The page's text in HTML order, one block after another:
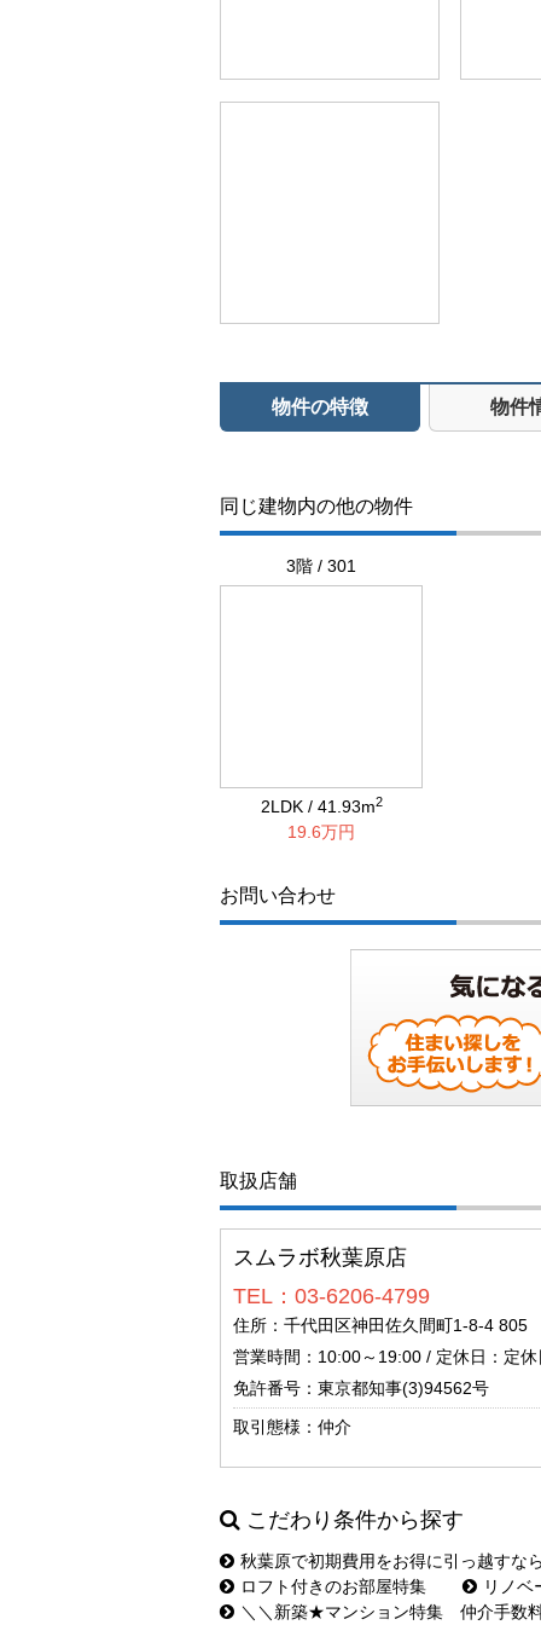
物件の特徴 物件
同じ建物内の他の物件
3階 / 301
2LDK / 41.93m2
19.6万円
お問い合わせ
取扱店舗
スムラボ秋葉原店
TEL：03-6206-4799
住所：千代田区神田佐久間町1-8-4 805
営業時間：10:00～19:00 / 定休日：定
免許番号：東京都知事(3)94562号
取引態様：仲介
こだわり条件から探す
秋葉原で初期費用をお得に引っ越すな
ロフト付きのお部屋特集
リノベ
＼＼新築★マンション特集 仲介手数